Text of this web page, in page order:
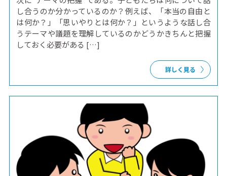
し合うのか分かっているのか？例えば、「本当の自由と
は何か？」「思いやりとは何か？」というような話し合
うテーマや議題を理解しているのかどうかきちんと把握
しておく必要がある […]
詳しく見る